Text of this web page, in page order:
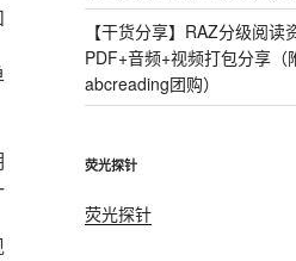
【干货分享】RAZ分级阅
PDF+音频+视频打包分享（
abcreading团购）
荧光探针
荧光探针